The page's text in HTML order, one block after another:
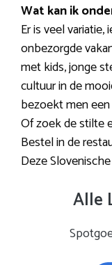
Wat kan ik
Er is veel
onbezorgde
met kids, jonge
cultuur in de
bezoekt men
Of zoek de stilte
Bestel in de
Deze
Alle